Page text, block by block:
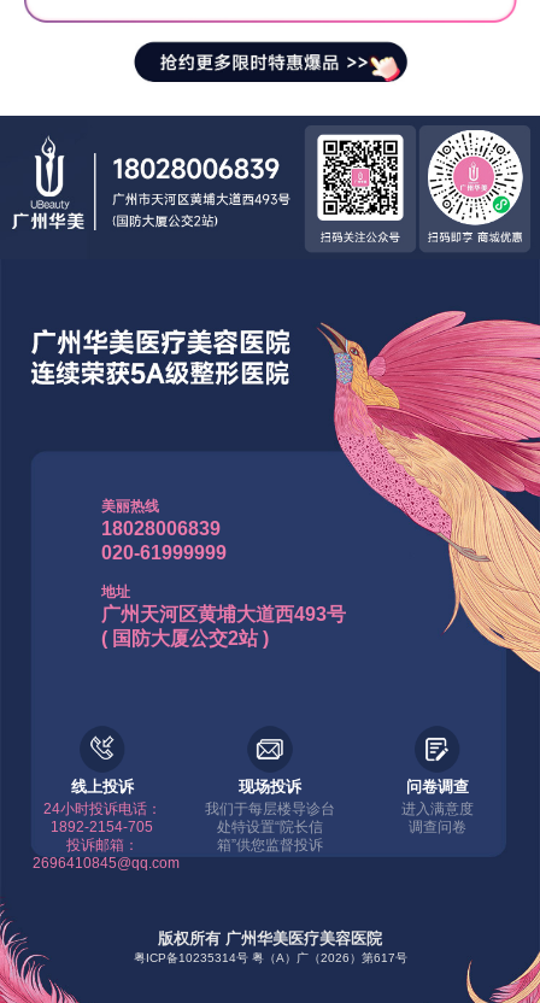
美丽热线
18028006839
020-61999999
地址
广州天河区黄埔大道西493号
( 国防大厦公交2站 )
线上投诉
24小时投诉电话：
1892-2154-705
投诉邮箱：
2696410845@qq.com
现场投诉
我们于每层楼导诊台
处特设置“院长信
箱”供您监督投诉
问卷调查
进入满意度
调查问卷
版权所有 广州华美医疗美容医院
粤ICP备10235314号粤（A）广（2026）第617号